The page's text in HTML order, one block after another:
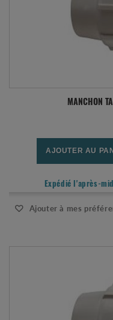
MANCHON
AJOUTER AU
Expédié l'après-
Ajouter à mes